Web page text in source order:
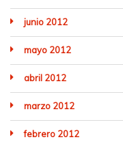
junio 2012
mayo 2012
abril 2012
marzo 2012
febrero 2012